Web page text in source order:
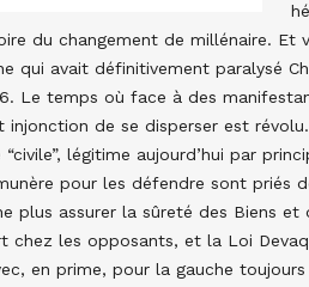
du changement de millénaire.
qui avait définitivement paralysé
Le temps où face à des
injonction de se disperser est
“civile”, légitime aujourd’hui par
pour les défendre sont priés
plus assurer la sûreté des Biens et
chez les opposants, et la Loi
en prime, pour la gauche